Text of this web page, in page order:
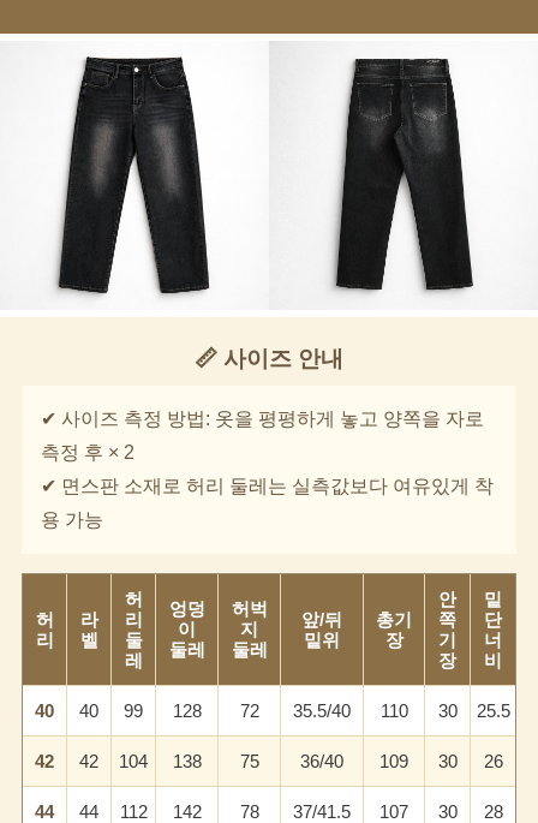
이코 라이프 하
📏 사이즈 안내
✔ 사이즈 측정 방법: 옷을 평평하게 놓고 양쪽을 자로
측정 후 × 2
✔ 면스판 소재로 허리 둘레는 실측값보다 여유있게 착
용 가능
허
리
라
벨
허
리
둘
레
엉덩
이
둘레
허벅
지
둘레
앞/뒤
밑위
총기
장
안
쪽
기
장
밑
단
너
비
40 40 99 128 72 35.5/40 110 30 25.5
42 42 104 138 75 36/40 109 30 26
44 44 112 142 78 37/41.5 107 30 28